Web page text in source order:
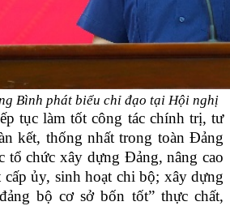
Bình phát biểu chỉ đạo tại Hội nghị
tục làm tốt công tác chính trị, tư
kết, thống nhất trong toàn Đảng
tổ chức xây dựng Đảng, nâng cao
cấp ủy, sinh hoạt chi bộ; xây dựng
bộ cơ sở bốn tốt” thực chất,